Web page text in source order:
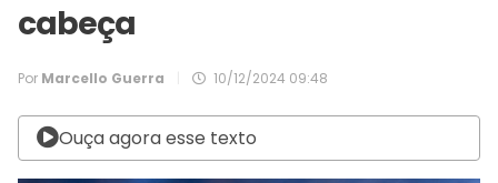
cabeça
Por Marcello Guerra 10/12/2024 09:48
Ouça agora esse texto